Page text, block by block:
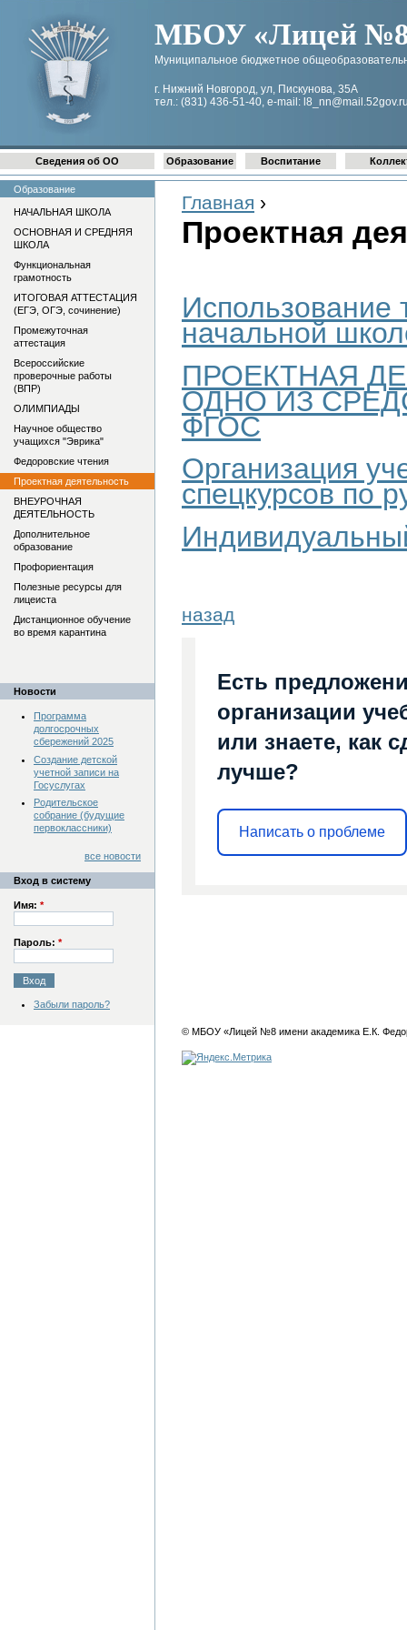
МБОУ «Лицей №8
Муниципальное бюджетное
г. Нижний Новгород, ул, Пискунова, 35А
тел.: (831) 436-51-40, e-mail:
Главная ›
Проектная
Использование
начальной
ПРОЕКТНАЯ
ОДНО ИЗ
ФГОС
Организация
спецкурсов по
назад
Есть
организации
или знаете, как
лучше?
Написать о проблеме
Сведения об ОО Образование Воспитание
Образование
НАЧАЛЬНАЯ ШКОЛА
ОСНОВНАЯ И СРЕДНЯЯ
ШКОЛА
Функциональная
грамотность
ИТОГОВАЯ АТТЕСТАЦИЯ
(ЕГЭ, ОГЭ, сочинение)
Промежуточная
аттестация
Всероссийские
проверочные работы
(ВПР)
ОЛИМПИАДЫ
Научное общество
учащихся "Эврика"
Федоровские чтения
Проектная деятельность
ВНЕУРОЧНАЯ
ДЕЯТЕЛЬНОСТЬ
Дополнительное
образование
Профориентация
Полезные ресурсы для
лицеиста
Дистанционное обучение
во время карантина
Новости
Программа
долгосрочных
сбережений 2025
Создание детской
учетной записи на
Госуслугах
Родительское
собрание (будущие
первоклассники)
все новости
Вход в систему
Имя: *
Пароль: *
Забыли пароль?
© МБОУ «Лицей №8 имени академика Е.К.